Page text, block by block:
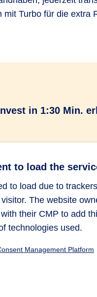
Turbo für die extra
in 1:30 Min.
to load the
to load due to
The website
their CMP to add
technologies used.
Management Platform